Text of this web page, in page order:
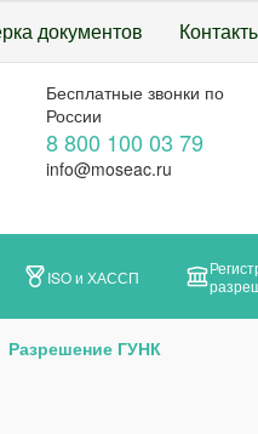
документов
Бесплатные звонки по
России
8 800 100 03 79
info@moseac.ru
ISO и ХАССП
Разрешение ГУНК